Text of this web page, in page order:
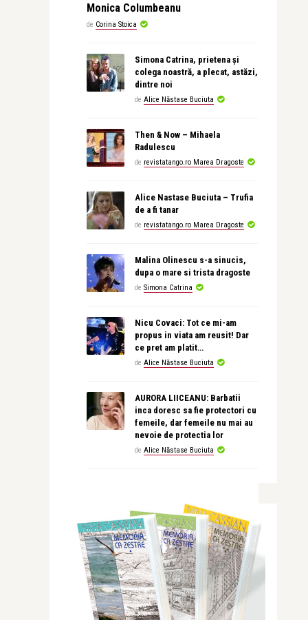
Monica Columbeanu
de Corina Stoica
Simona Catrina, prietena și
colega noastră, a plecat, astăzi,
dintre noi
de Alice Năstase Buciuta
Then & Now – Mihaela
Radulescu
de revistatango.ro Marea Dragoste
Alice Nastase Buciuta – Trufia
de a fi tanar
de revistatango.ro Marea Dragoste
Malina Olinescu s-a sinucis,
dupa o mare si trista dragoste
de Simona Catrina
Nicu Covaci: Tot ce mi-am
propus in viata am reusit! Dar
ce pret am platit…
de Alice Năstase Buciuta
AURORA LIICEANU: Barbatii
inca doresc sa fie protectori cu
femeile, dar femeile nu mai au
nevoie de protectia lor
de Alice Năstase Buciuta